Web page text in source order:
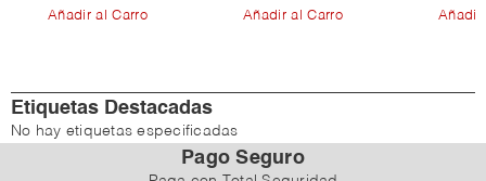
Añadir al Carro Añadir al Carro Añadir
Etiquetas Destacadas
No hay etiquetas especificadas
Pago Seguro